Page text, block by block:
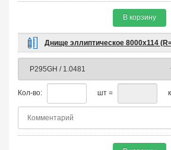
В корзину
Днище эллиптическое 8000х114
Кол-во: шт =